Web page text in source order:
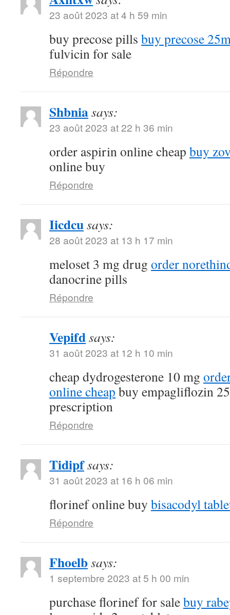
23 août 2023 at 4 h 59 min
buy precose pills buy precose
fulvicin for sale
Répondre
Shbniasays:
23 août 2023 at 22 h 36 min
order aspirin online cheap buy
online buy
Répondre
Iicdcusays:
28 août 2023 at 13 h 17 min
meloset 3 mg drug order
danocrine pills
Répondre
Vepifdsays:
31 août 2023 at 12 h 10 min
cheap dydrogesterone 10 mg
online cheap buy empagliflozin
prescription
Répondre
Tidipfsays:
31 août 2023 at 16 h 06 min
florinef online buy bisacodyl
Répondre
Fhoelbsays:
1 septembre 2023 at 5 h 00 min
purchase florinef for salebuy